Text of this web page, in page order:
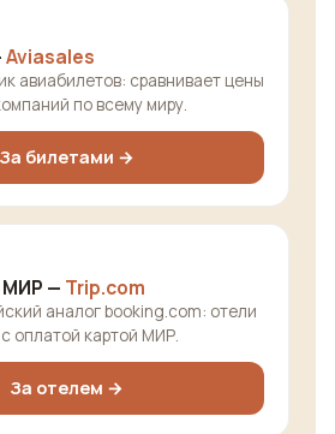
Aviasales
авиабилетов: сравнивает цены
по всему миру.
За билетами →
МИР — Trip.com
аналог booking.com: отели
оплатой картой МИР.
За отелем →